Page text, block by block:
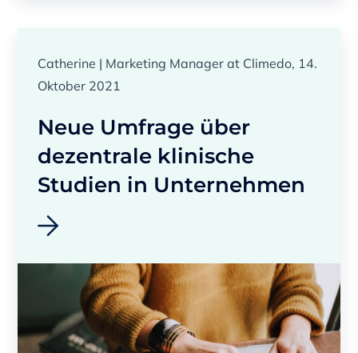
Catherine | Marketing Manager at Climedo, 14.
Oktober 2021
Neue Umfrage über
dezentrale klinische
Studien in Unternehmen